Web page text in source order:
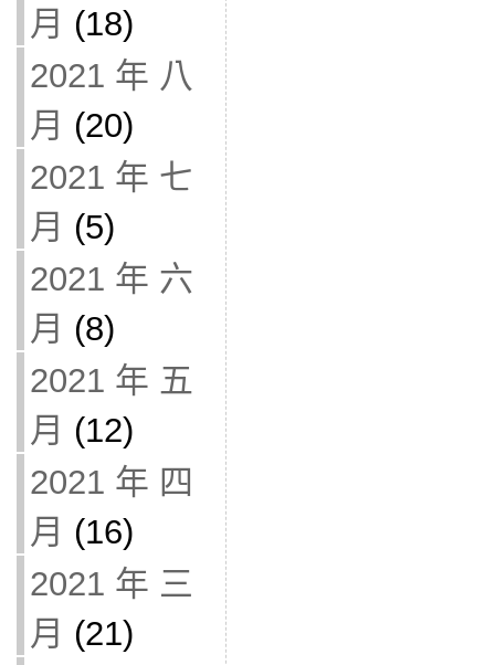
月 (18)
2021 年 八
月 (20)
2021 年 七
月 (5)
2021 年 六
月 (8)
2021 年 五
月 (12)
2021 年 四
月 (16)
2021 年 三
月 (21)